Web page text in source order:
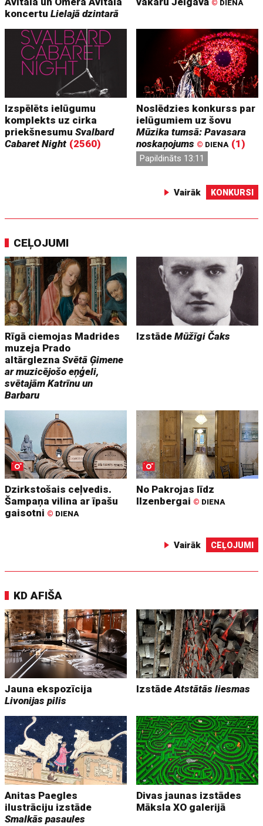
koncertuLielajā dzintarā
© DIENA
Izspēlēts ielūgumu
komplekts uz cirka
priekšnesumuSvalbard
Cabaret Night (2560)
Noslēdzies konkurss par
ielūgumiem uz šovu
Mūzika tumsā: Pavasara
noskaņojums © DIENA (1)
Papildināts 13:11
Vairāk KONKURSI
CEĻOJUMI
Rīgā ciemojas Madrides
muzeja Prado
altārgleznaSvētā Ģimene
ar muzicējošo eņģeli,
svētajām Katrīnu un
Barbaru
IzstādeMūžīgi Čaks
Dzirkstošais ceļvedis.
Šampaņa vilina ar īpašu
gaisotni © DIENA
No Pakrojas līdz
Ilzenbergai © DIENA
Vairāk CEĻOJUMI
KD AFIŠA
Jauna ekspozīcija
Livonijas pilis
IzstādeAtstātās liesmas
Anitas Paegles
ilustrāciju izstāde
Smalkās pasaules
Divas jaunas izstādes
Māksla XO galerijā